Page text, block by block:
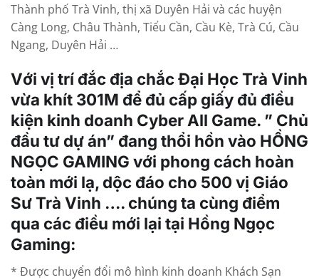
Thành phố Trà Vinh, thị xã Duyên Hải và các huyện
Càng Long, Châu Thành, Tiểu Cần, Cầu Kè, Trà Cú, Cầu
Ngang, Duyên Hải …
Với vị trí đắc địa chắc Đại Học Trà Vinh
vừa khít 301M để đủ cấp giấy đủ điều
kiện kinh doanh Cyber All Game. ” Chủ
đầu tư dự án” đang thổi hồn vào HỒNG
NGỌC GAMING với phong cách hoàn
toàn mới lạ, dộc đáo cho 500 vị Giáo
Sư Trà Vinh …. chúng ta cùng điểm
qua các điều mới lại tại Hồng Ngọc
Gaming:
* Được chuyển đổi mô hình kinh doanh Khách Sạn